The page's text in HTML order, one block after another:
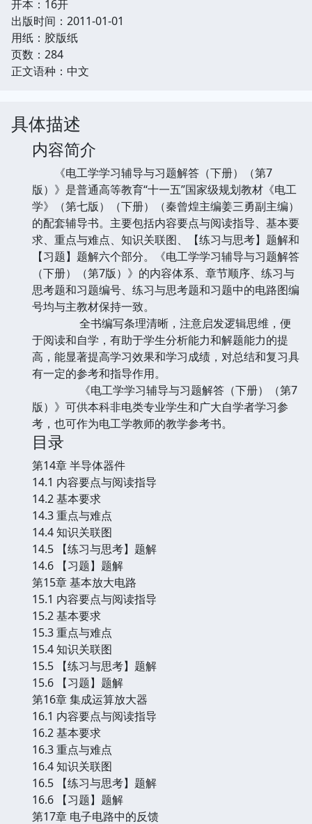
开本：16开
出版时间：2011-01-01
用纸：胶版纸
页数：284
正文语种：中文
具体描述
内容简介
《电工学学习辅导与习题解答（下册）（第7
版）》是普通高等教育“十一五”国家级规划教材《电工
学》（第七版）（下册）（秦曾煌主编姜三勇副主编）
的配套辅导书。主要包括内容要点与阅读指导、基本要
求、重点与难点、知识关联图、【练习与思考】题解和
【习题】题解六个部分。《电工学学习辅导与习题解答
（下册）（第7版）》的内容体系、章节顺序、练习与
思考题和习题编号、练习与思考题和习题中的电路图编
号均与主教材保持一致。
全书编写条理清晰，注意启发逻辑思维，便
于阅读和自学，有助于学生分析能力和解题能力的提
高，能显著提高学习效果和学习成绩，对总结和复习具
有一定的参考和指导作用。
《电工学学习辅导与习题解答（下册）（第7
版）》可供本科非电类专业学生和广大自学者学习参
考，也可作为电工学教师的教学参考书。
目录
第14章 半导体器件
14.1 内容要点与阅读指导
14.2 基本要求
14.3 重点与难点
14.4 知识关联图
14.5 【练习与思考】题解
14.6 【习题】题解
第15章 基本放大电路
15.1 内容要点与阅读指导
15.2 基本要求
15.3 重点与难点
15.4 知识关联图
15.5 【练习与思考】题解
15.6 【习题】题解
第16章 集成运算放大器
16.1 内容要点与阅读指导
16.2 基本要求
16.3 重点与难点
16.4 知识关联图
16.5 【练习与思考】题解
16.6 【习题】题解
第17章 电子电路中的反馈